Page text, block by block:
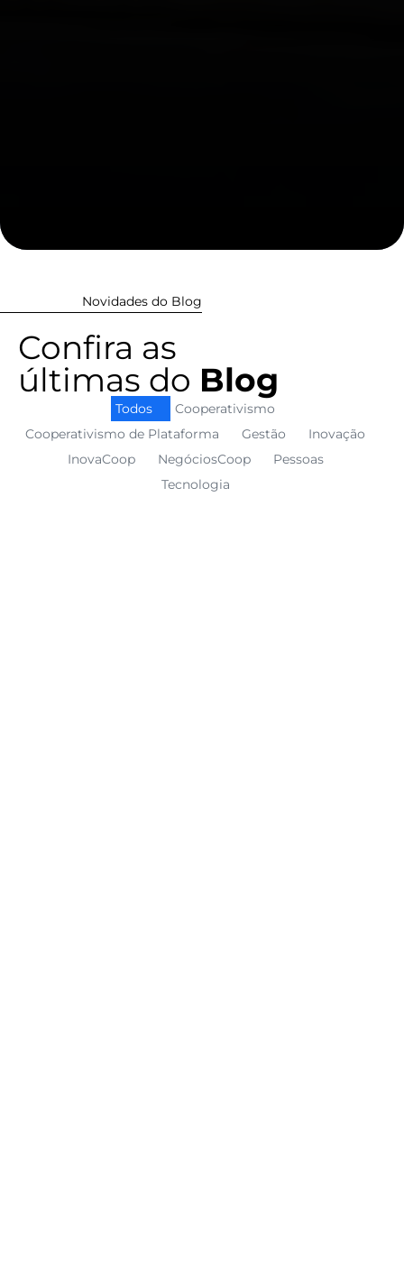
Novidades do Blog
Confira as
últimas do Blog
Cooperativismo
Cooperativismo de Plataforma
Gestão
Inovação
InovaCoop
NegóciosCoop
Pessoas
Tecnologia
Todos